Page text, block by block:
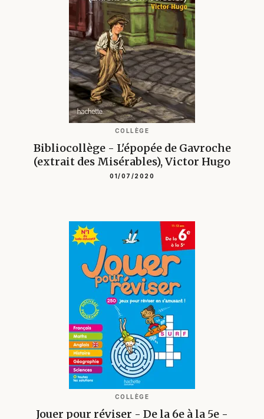
COLLÈGE
Bibliocollège - L'épopée de Gavroche
(extrait des Misérables), Victor Hugo
01/07/2020
COLLÈGE
Jouer pour réviser - De la 6e à la 5e -